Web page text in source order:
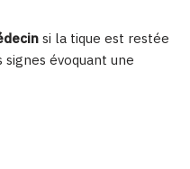
si la tique est restée
signes évoquant une